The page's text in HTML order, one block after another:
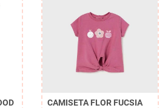
CAMISETA FLOR FUCSIA